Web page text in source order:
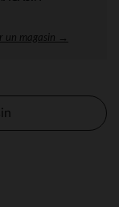
un magasin →